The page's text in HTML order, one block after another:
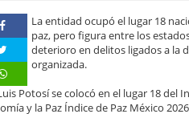
La entidad ocupó el lugar 18
paz, pero figura entre los
deterioro en delitos ligados a la
organizada.
Potosí se colocó en el lugar 18 del
y la Paz Índice de Paz México